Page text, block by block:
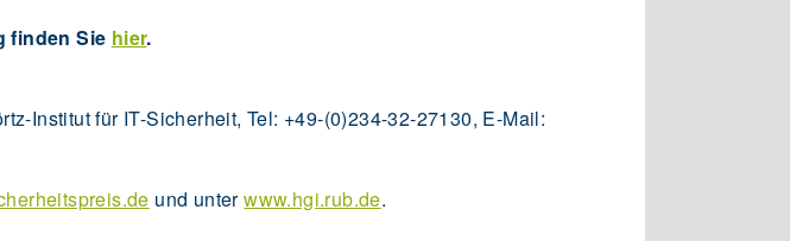
finden Sie hier.
Institut für IT-Sicherheit, Tel: +49-(0)234-32-27130, E-Mail:
und unterwww.hgi.rub.de.